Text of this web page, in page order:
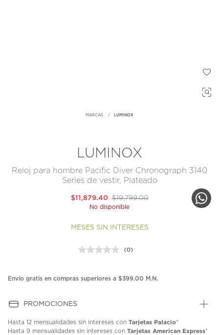
MARCAS LUMINOX
LUMINOX
Reloj para hombre Pacific Diver Chronograph 3140
Series de vestir, Plateado
$19,799.00
$11,879.40
No disponible
MESES SIN INTERESES
Sin
en
(0)
Envío gratis en compras superiores a $399.00 M.N.
PROMOCIONES
Hasta 12 mensualidades sin intereses con Tarjetas Palacio*
Hasta 9 mensualidades sin intereses con Tarjetas American Express*